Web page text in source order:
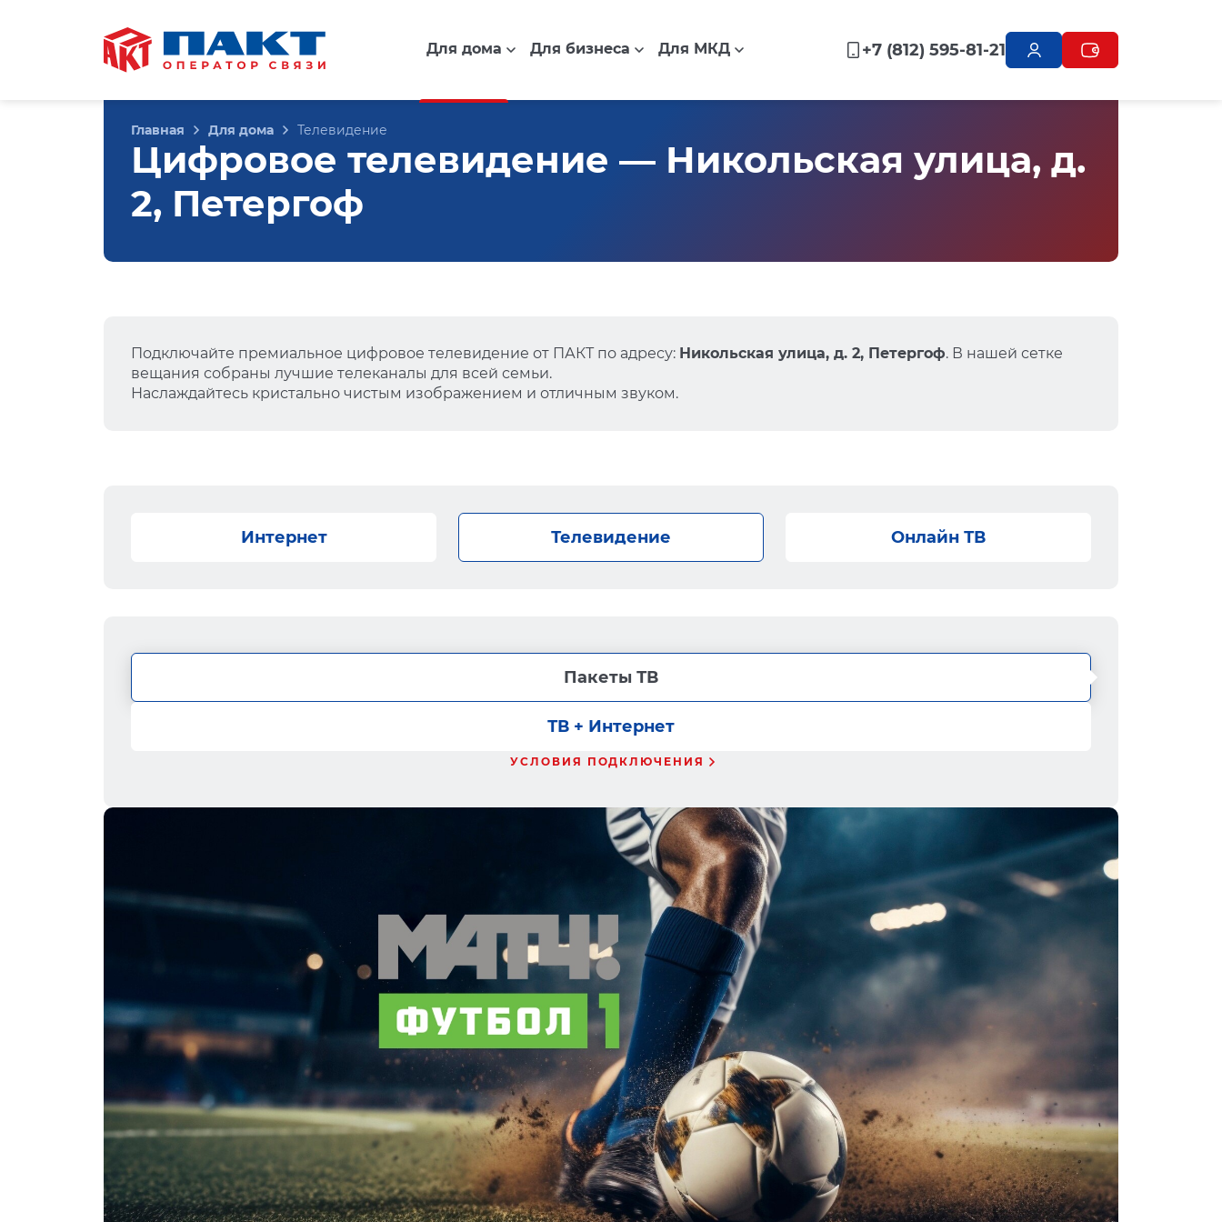
Для дома Для бизнеса Для МКД +7 (812) 595-81-21
Главная Для дома Телевидение
Цифровое телевидение — Никольская улица, д.
2, Петергоф
Подключайте премиальное цифровое телевидение от ПАКТ по адресу: Никольская улица, д. 2, Петергоф. В нашей сетке
вещания собраны лучшие телеканалы для всей семьи.
Наслаждайтесь кристально чистым изображением и отличным звуком.
Интернет Телевидение Онлайн ТВ
Пакеты ТВ
ТВ + Интернет
УСЛОВИЯ ПОДКЛЮЧЕНИЯ